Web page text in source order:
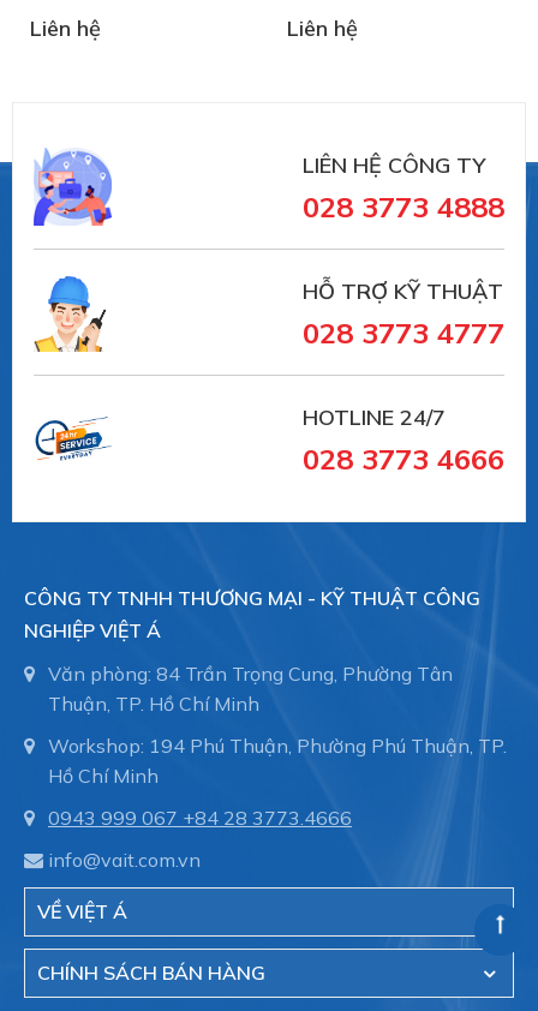
- 10.01.06.03461 - Núm
hút chân không Schmalz
Liên hệ
components
Liên hệ
LIÊN HỆ CÔNG TY
028 3773 4888
HỖ TRỢ KỸ THUẬT
028 3773 4777
HOTLINE 24/7
028 3773 4666
CÔNG TY TNHH THƯƠNG MẠI - KỸ THUẬT CÔNG
NGHIỆP VIỆT Á
Văn phòng: 84 Trần Trọng Cung, Phường Tân
Thuận, TP. Hồ Chí Minh
Workshop: 194 Phú Thuận, Phường Phú Thuận, TP.
Hồ Chí Minh
0943 999 067 +84 28 3773.4666
info@vait.com.vn
VỀ VIỆT Á
CHÍNH SÁCH BÁN HÀNG